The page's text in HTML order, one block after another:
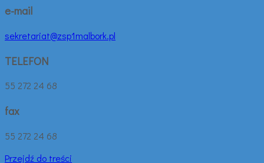
e-mail
sekretariat@zsp1malbork.pl
TELEFON
55 272 24 68
fax
55 272 24 68
Przejdź do treści